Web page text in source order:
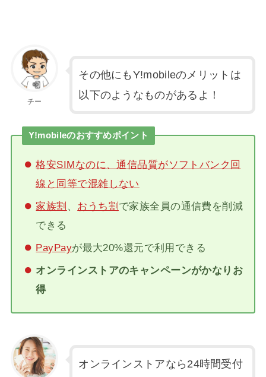
チー
その他にもY!mobileのメリットは
以下のようなものがあるよ！
Y!mobileのおすすめポイント
格安SIMなのに、通信品質がソフトバンク回
線と同等で混雑しない
家族割 、 おうち割で家族全員の通信費を削減
できる
PayPayが最大20%還元で利用できる
オンラインストアのキャンペーンがかなりお
得
オンラインストアなら24時間受付